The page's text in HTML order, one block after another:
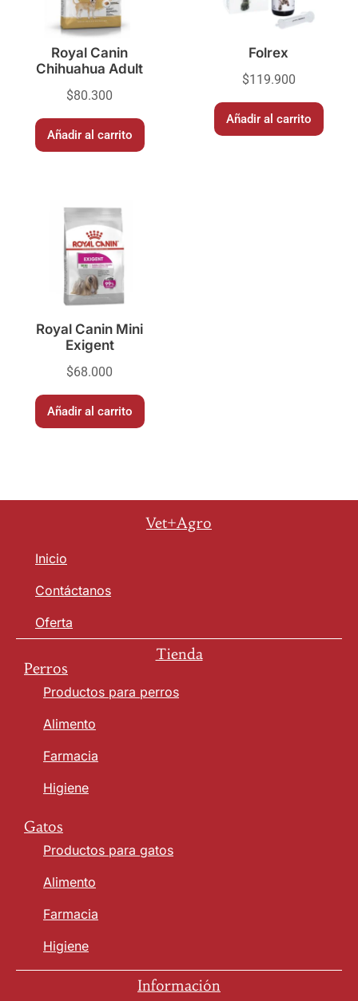
Royal Canin
Chihuahua Adult
$80.300
Añadir al carrito
Folrex
$119.900
Añadir al carrito
Royal Canin Mini
Exigent
$68.000
Añadir al carrito
Vet+Agro
Inicio
Contáctanos
Oferta
Tienda
Perros
Productos para perros
Alimento
Farmacia
Higiene
Gatos
Productos para gatos
Alimento
Farmacia
Higiene
Información